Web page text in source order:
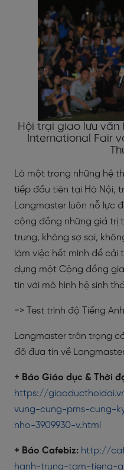
Hội trại giao lưu
International Fair
Là một trong những hệ
tiếp đầu tiên tại Hà Nội,
Langmaster luôn nỗ lực
cộng đồng những giá trị
trung, không sợ sai,
làm việc hết mình để cải
dựng một Cộng đồng
tin với mô hình hệ sinh
=> Test trình độ Tiếng
Langmaster trân trọng
đã đưa tin về
+ Báo Giáo dục & Thời
https://
vung-cung-pms-cung-
nho-3909930-v.html
+ Báo Cafebiz: http://
hanh-trung-tam-tieng-